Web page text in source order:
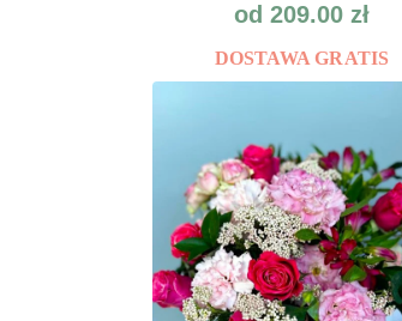
od 209.00 zł
DOSTAWA GRATIS